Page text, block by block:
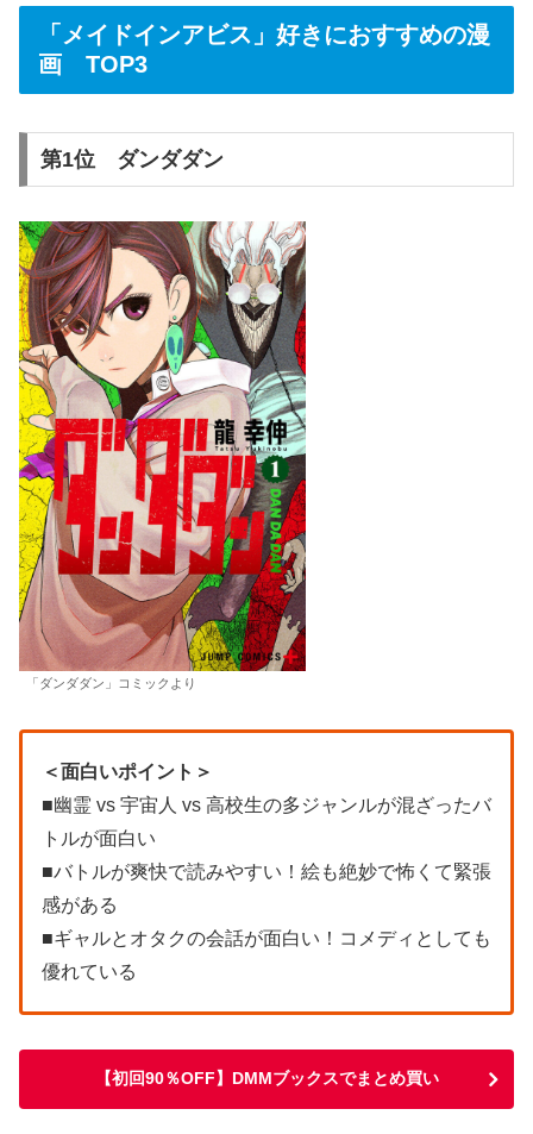
「メイドインアビス」好きにおすすめの漫
画 TOP3
第1位 ダンダダン
「ダンダダン」コミックより
＜面白いポイント＞
■幽霊 vs 宇宙人 vs 高校生の多ジャンルが混ざったバ
トルが面白い
■バトルが爽快で読みやすい！絵も絶妙で怖くて緊張
感がある
■ギャルとオタクの会話が面白い！コメディとしても
優れている
【初回90％OFF】DMMブックスでまとめ買い